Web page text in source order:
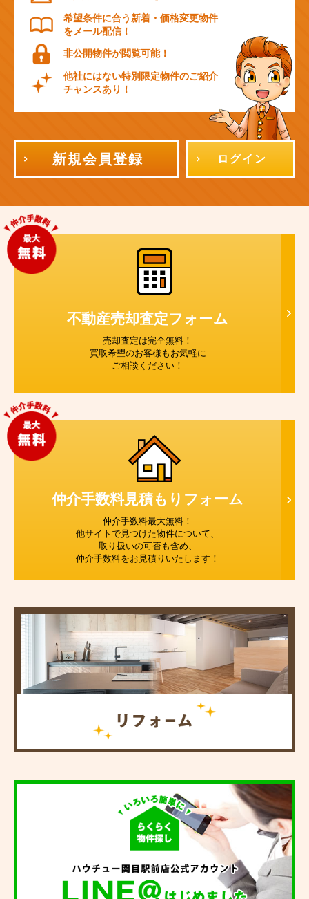
希望条件に合う新着・価格変更物件
をメール配信！
非公開物件が閲覧可能！
他社にはない特別限定物件のご紹介
チャンスあり！
新規会員登録 ログイン
不動産売却査定フォーム
売却査定は完全無料！
買取希望のお客様もお気軽に
ご相談ください！
仲介手数料見積もり フォーム
仲介手数料最大無料！
他サイトで見つけた物件について、
取り扱いの可否も含め、
仲介手数料をお見積りいたします！